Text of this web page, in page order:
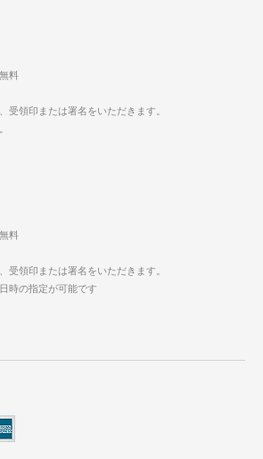
料
受領印または署名をいただきます。
料
受領印または署名をいただきます。
時の指定が可能です